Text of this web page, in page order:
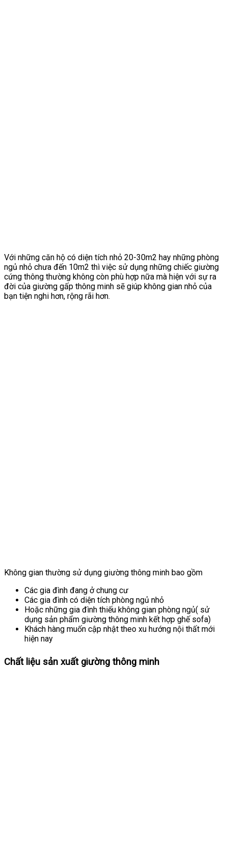
Với những căn hộ có diện tích nhỏ 20-30m2 hay những phòng
ngủ nhỏ chưa đến 10m2 thì việc sử dụng những chiếc giường
cứng thông thường không còn phù hợp nữa mà hiện với sự ra
đời của giường gấp thông minh sẽ giúp không gian nhỏ của
bạn tiện nghi hơn, rộng rãi hơn.
Không gian thường sử dụng giường thông minh bao gồm
Các gia đình đang ở chung cư
Các gia đình có diện tích phòng ngủ nhỏ
Hoặc những gia đình thiếu không gian phòng ngủ( sử
dụng sản phẩm giường thông minh kết hợp ghế sofa)
Khách hàng muốn cập nhật theo xu hướng nội thất mới
hiện nay
Chất liệu sản xuất giường thông minh